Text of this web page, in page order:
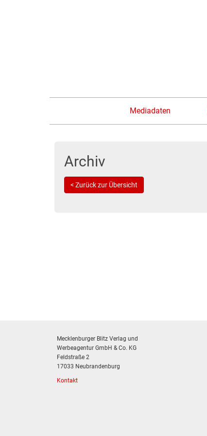
Mediadaten
Archiv
< Zurück zur Übersicht
Mecklenburger Blitz Verlag und
Werbeagentur GmbH & Co. KG
Feldstraße 2
17033 Neubrandenburg
Kontakt